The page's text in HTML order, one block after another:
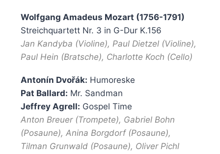
Wolfgang Amadeus Mozart (1756-1791)
Streichquartett Nr. 3 in G-Dur K.156
Jan Kandyba (Violine), Paul Dietzel (Violine),
Paul Hein (Bratsche), Charlotte Koch (Cello)
Antonín Dvořák: Humoreske
Pat Ballard: Mr. Sandman
Jeffrey Agrell: Gospel Time
Anton Breuer (Trompete), Gabriel Bohn
(Posaune), Anina Borgdorf (Posaune),
Tilman Grunwald (Posaune), Oliver Pichl